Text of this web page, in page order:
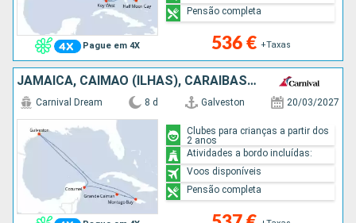
Pague em 4X 536 € +Taxas
Pensão completa
JAMAICA, CAIMÃO (ILHAS), CARAIBAS - MEXICO, ESTADOS UNIDOS
Carnival Dream 8 d Galveston 20/03/2027
Clubes para crianças a partir dos
2 anos
Atividades a bordo incluídas:
Voos disponíveis
Pensão completa